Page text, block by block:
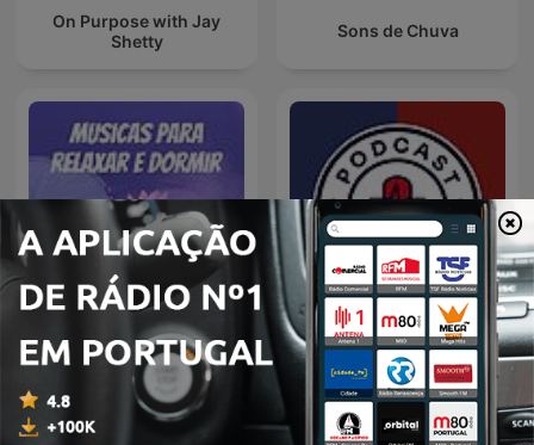
On Purpose with Jay
Shetty
Sons de Chuva
Musicas para Relaxar
Na Saúde x na Doença
PODCAST